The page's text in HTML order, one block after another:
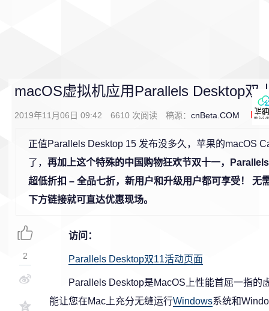
macOS虚拟机应用Parallels Desktop双
2019年11月06日 09:42 6610 次阅读 稿源： cnBeta.COM 0
正值Parallels Desktop 15 发布没多久，苹果的macOS
了， 再加上这个特殊的中国购物狂欢节双十一，
超低折扣 – 全品七折，新用户和升级用户都可享受！ 无
下方链接就可直达优惠现场。
访问：
Parallels Desktop双11活动页面
Parallels Desktop是MacOS上性能首屈一指的
能让您在Mac上充分无缝运行Windows系统和
2